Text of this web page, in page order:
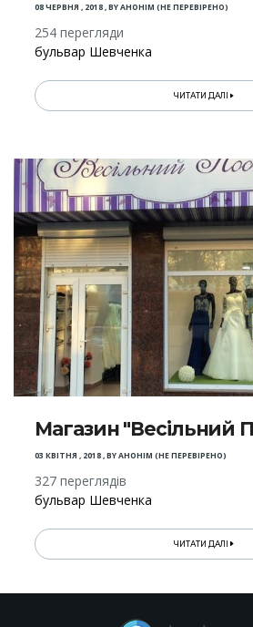
08 ЧЕРВНЯ , 2018,BYАНОНІМ (НЕ ПЕРЕВІРЕНО)
254 перегляди
бульвар Шевченка
ЧИТАТИ ДАЛІ
Магазин "Весільний
03 КВІТНЯ , 2018,BYАНОНІМ (НЕ ПЕРЕВІРЕНО)
327 переглядів
бульвар Шевченка
ЧИТАТИ ДАЛІ